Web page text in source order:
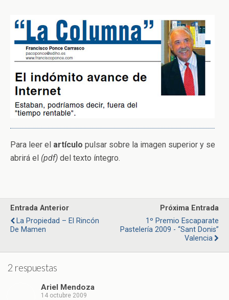
Para leer el artículo pulsar sobre la imagen superior y se
abrirá el (pdf) del texto íntegro.
Entrada Anterior
La Propiedad – El Rincón
De Mamen
Próxima Entrada
1º Premio Escaparate
Pastelería 2009 - “Sant Donis”
Valencia
2 respuestas
Ariel Mendoza
14 octubre 2009